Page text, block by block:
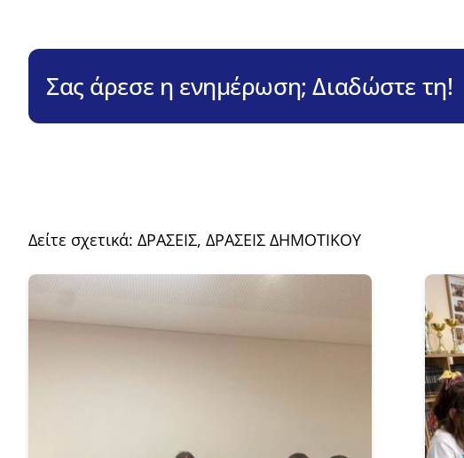
Σας άρεσε η ενημέρωση; Διαδώστε τη!
Δείτε σχετικά: ΔΡΑΣΕΙΣ, ΔΡΑΣΕΙΣ ΔΗΜΟΤΙΚΟΥ